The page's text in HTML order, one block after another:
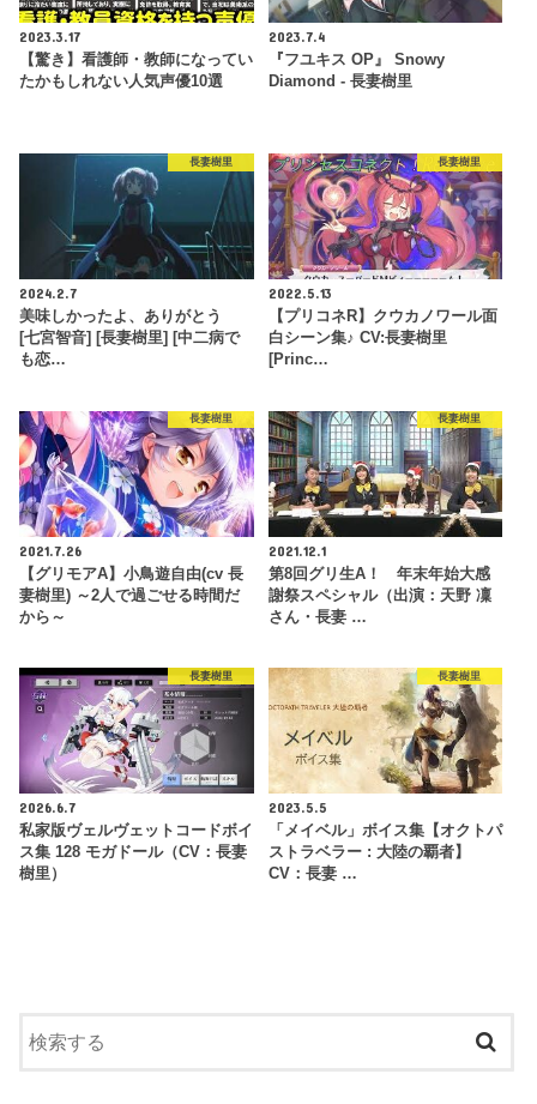
2023.3.17
【驚き】看護師・教師になってい
たかもしれない人気声優10選
2023.7.4
『フユキス OP』 Snowy
Diamond - 長妻樹里
長妻樹里
2024.2.7
美味しかったよ、ありがとう
[七宮智音] [長妻樹里] [中二病で
も恋…
長妻樹里
2022.5.13
【プリコネR】クウカノワール面
白シーン集♪ CV:長妻樹里
[Princ…
長妻樹里
2021.7.26
【グリモアA】小鳥遊自由(cv 長
妻樹里) ～2人で過ごせる時間だ
から～
長妻樹里
2021.12.1
第8回グリ生A！ 年末年始大感
謝祭スペシャル（出演：天野 凜
さん・長妻 …
長妻樹里
2026.6.7
私家版ヴェルヴェットコードボイ
ス集 128 モガドール（CV：長妻
樹里）
長妻樹里
2023.5.5
「メイベル」ボイス集【オクトパ
ストラベラー : 大陸の覇者】
CV：長妻 …